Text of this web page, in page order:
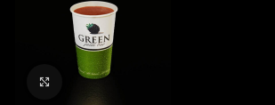
Click to enlarge